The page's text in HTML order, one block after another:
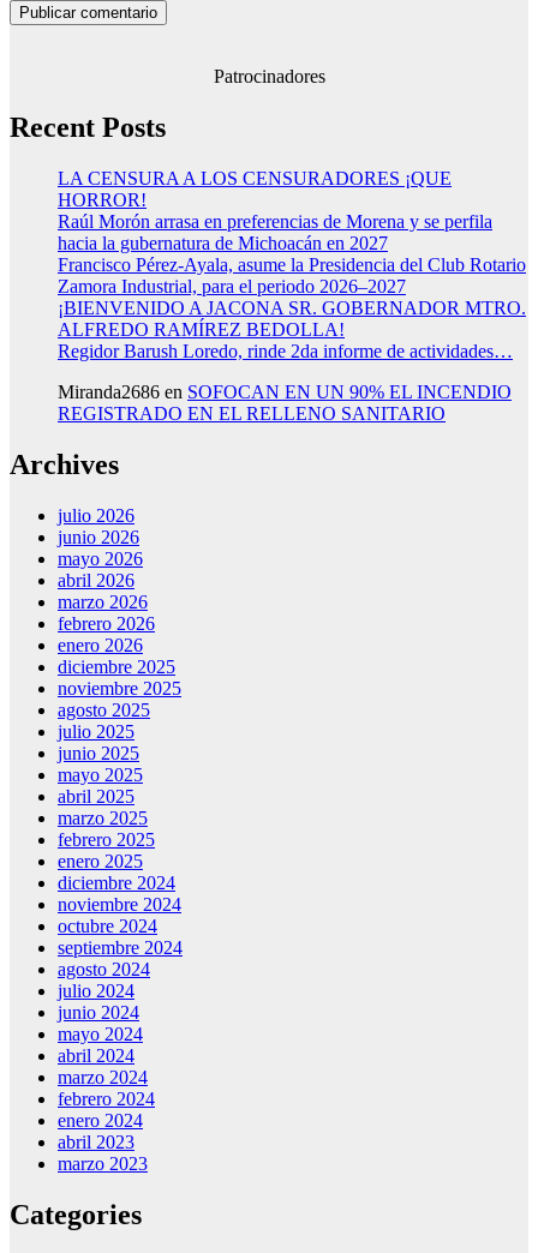
Patrocinadores
Recent Posts
LA CENSURA A LOS CENSURADORES ¡QUE
HORROR!
Raúl Morón arrasa en preferencias de Morena y se perfila
hacia la gubernatura de Michoacán en 2027
Francisco Pérez-Ayala, asume la Presidencia del Club Rotario
Zamora Industrial, para el periodo 2026–2027
¡BIENVENIDO A JACONA SR. GOBERNADOR MTRO.
ALFREDO RAMÍREZ BEDOLLA!
Regidor Barush Loredo, rinde 2da informe de actividades…
Miranda2686 en SOFOCAN EN UN 90% EL INCENDIO
REGISTRADO EN EL RELLENO SANITARIO
Archives
julio 2026
junio 2026
mayo 2026
abril 2026
marzo 2026
febrero 2026
enero 2026
diciembre 2025
noviembre 2025
agosto 2025
julio 2025
junio 2025
mayo 2025
abril 2025
marzo 2025
febrero 2025
enero 2025
diciembre 2024
noviembre 2024
octubre 2024
septiembre 2024
agosto 2024
julio 2024
junio 2024
mayo 2024
abril 2024
marzo 2024
febrero 2024
enero 2024
abril 2023
marzo 2023
Categories